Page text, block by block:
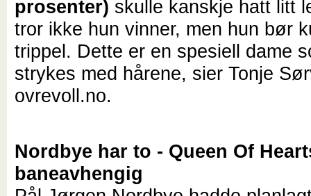
prosenter) skulle kanskje hatt litt
tror ikke hun vinner, men hun bør
trippel. Dette er en spesiell dame
strykes med hårene, sier Tonje
ovrevoll.no.
Nordbye har to - Queen Of
baneavhengig